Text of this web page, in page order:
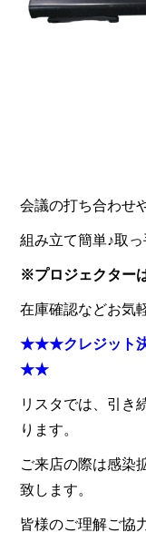
会議の打ち合わせ
組み立て簡単♪取
※プロジェクター
在庫確認などお気
★★★クレジット
★★
リスタでは、引き
ります。
ご来店の際は感染
致します。
皆様のご理解ご協